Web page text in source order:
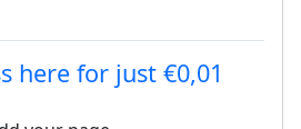
here for just €0,01